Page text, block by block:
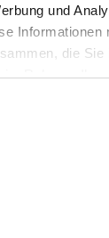
und
Informationen
die Sie
im Rahmen